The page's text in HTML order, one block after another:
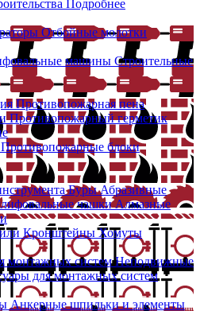
Подробнее
Отбойные молотки
машины Строительные
Противопожарная пена
Противопожарный герметик
Противопожарные блоки
БурыАбразивные
чашкиАлмазные
КронштейныХомуты
монтажных системНеподвижные
для монтажных систем
Анкерные шпильки и элементы